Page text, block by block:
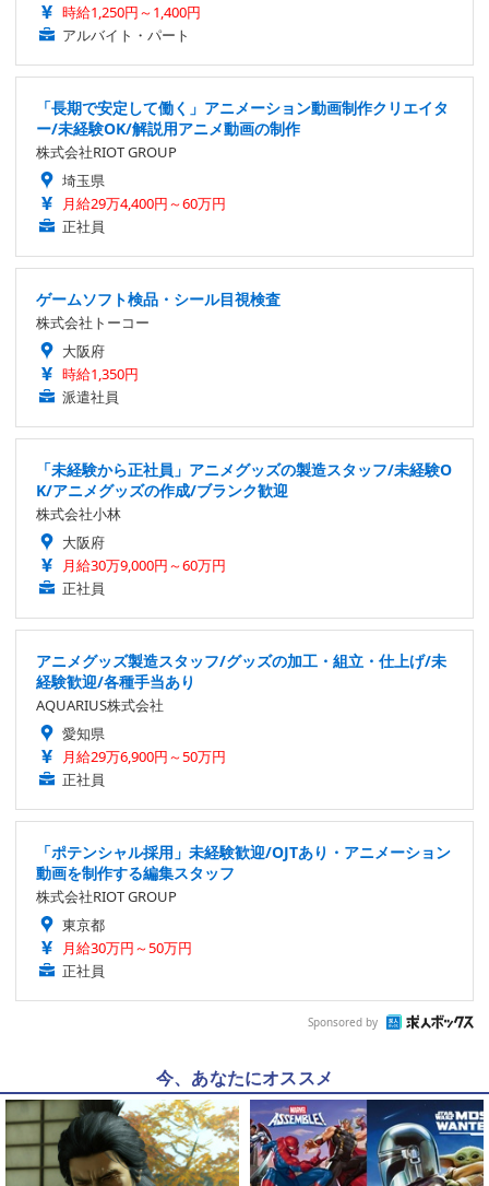
時給1,250円～1,400円
アルバイト・パート
「長期で安定して働く」アニメーション動画制作クリエイタ
ー/未経験OK/解説用アニメ動画の制作
株式会社RIOT GROUP
埼玉県
月給29万4,400円～60万円
正社員
ゲームソフト検品・シール目視検査
株式会社トーコー
大阪府
時給1,350円
派遣社員
「未経験から正社員」アニメグッズの製造スタッフ/未経験O
K/アニメグッズの作成/ブランク歓迎
株式会社小林
大阪府
月給30万9,000円～60万円
正社員
アニメグッズ製造スタッフ/グッズの加工・組立・仕上げ/未
経験歓迎/各種手当あり
AQUARIUS株式会社
愛知県
月給29万6,900円～50万円
正社員
「ポテンシャル採用」未経験歓迎/OJTあり・アニメーション
動画を制作する編集スタッフ
株式会社RIOT GROUP
東京都
月給30万円～50万円
正社員
Sponsored by
今、あなたにオススメ